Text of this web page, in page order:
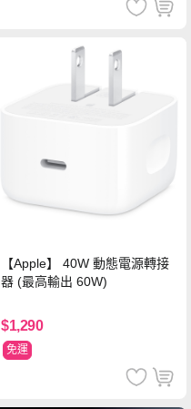
【Apple】 40W 動態電源轉接
器 (最高輸出 60W)
$1,290
免運